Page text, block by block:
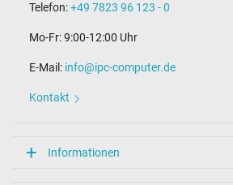
Telefon:+49 7823 96 123 - 0
Mo-Fr: 9:00-12:00 Uhr
E-Mail: info@ipc-computer.de
Kontakt
Informationen